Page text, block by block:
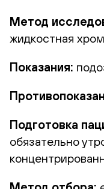
Метод
жидкостная
Показания:
Подготовка
обязательно